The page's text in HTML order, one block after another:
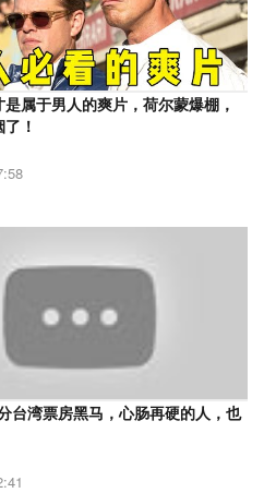
是属于男人的爽片，荷尔蒙爆棚，
！
台湾票房黑马，心肠再硬的人，也